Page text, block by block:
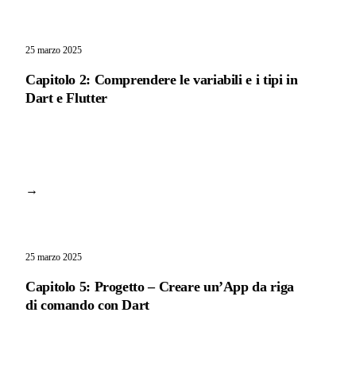
25 marzo 2025
Capitolo 2: Comprendere le variabili e i tipi in
Dart e Flutter
→
25 marzo 2025
Capitolo 5: Progetto – Creare un’App da riga
di comando con Dart